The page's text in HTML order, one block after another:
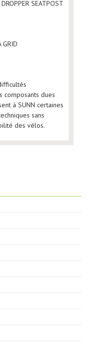
SEATPOST
GRID
composants dues
à SUNN certaines
sans
des vélos.